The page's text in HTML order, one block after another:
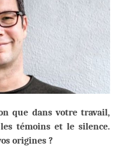
que dans votre travail,
témoins et le silence.
origines ?